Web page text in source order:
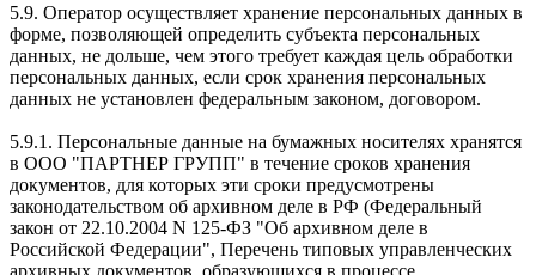
5.9. Оператор осуществляет хранение персональных данных в
форме, позволяющей определить субъекта персональных
данных, не дольше, чем этого требует каждая цель обработки
персональных данных, если срок хранения персональных
данных не установлен федеральным законом, договором.
5.9.1. Персональные данные на бумажных носителях хранятся
в ООО "ПАРТНЕР ГРУПП" в течение сроков хранения
документов, для которых эти сроки предусмотрены
законодательством об архивном деле в РФ (Федеральный
закон от 22.10.2004 N 125-ФЗ "Об архивном деле в
Российской Федерации", Перечень типовых управленческих
архивных документов, образующихся в процессе